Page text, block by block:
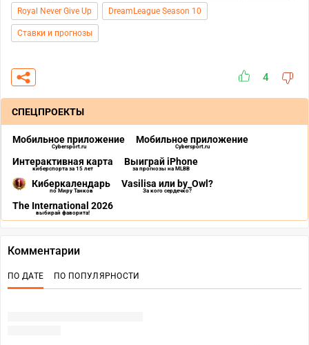
Royal Never Give Up DreamLeague Season 10
Ставки и прогнозы
4
СПЕЦПРОЕКТЫ
Мобильное приложение
Cybersport.ru
Мобильное приложение
Cybersport.ru
Интерактивная карта
киберспорта за 15 лет
Выиграй iPhone
за прогнозы на MLBB
Киберкалендарь
по Миру Танков
Vasilisa или by_Owl?
За кого сердечко?
The International 2026
выбирай фаворита!
Комментарии
ПО ДАТЕ ПО ПОПУЛЯРНОСТИ